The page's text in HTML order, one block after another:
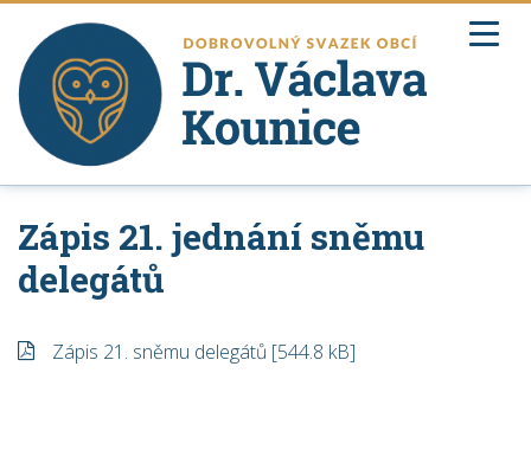
DOMŮ
O SVAZKOVÉ ŠKOLE
ÚŘEDNÍ DESKA
ZPĚT NA ÚŘEDNÍ DESKU
Zápis 21. jednání sněmu
delegátů
Zápis 21. sněmu delegátů [544.8 kB]